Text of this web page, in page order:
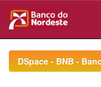
navigationDSpace - BNB -